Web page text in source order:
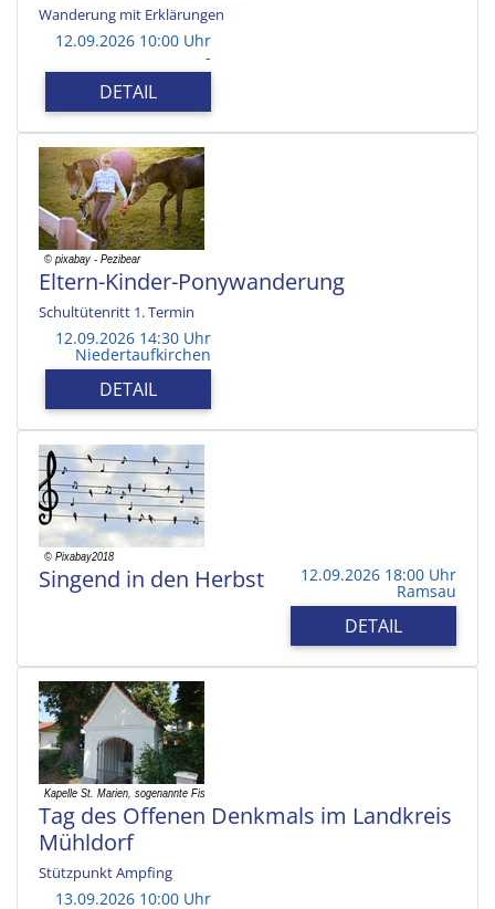
Wanderung mit Erklärungen
12.09.2026 10:00 Uhr
-
DETAIL
Eltern-Kinder-Ponywanderung
Schultütenritt 1. Termin
12.09.2026 14:30 Uhr
Niedertaufkirchen
DETAIL
Singend in den Herbst 12.09.2026 18:00 Uhr
Ramsau
DETAIL
Tag des Offenen Denkmals im Landkreis
Mühldorf
Stützpunkt Ampfing
13.09.2026 10:00 Uhr